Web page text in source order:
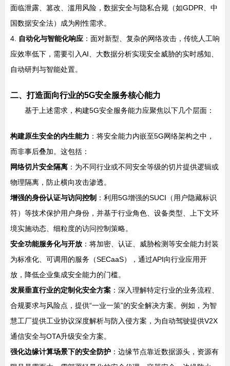
面临泄露、篡改、滥用风险，数据安全与隐私合规（如GDPR、中
国数据安全法）成为刚性需求。
4.
自动化与智能化响应 ：面对新型、复杂的网络攻击，传统人工响
应效率低下，需要引入AI、大数据分析实现安全威胁的实时感知、
自动研判与智能处置。
二、打造面向行业的5G安全服务核心能力
基于上述需求，构建5G安全服务能力应聚焦以下几个层面：
构建原生安全的内生能力 ：将安全能力内嵌至5G网络架构之中，
而非事后叠加。这包括：
网络切片安全隔离 ：为不同行业或不同安全等级的切片提供逻辑或
物理隔离，防止横向攻击渗透。
增强的身份认证与访问控制 ：利用5G增强的SUCI（用户隐藏标识
符）等技术保护用户身份，并基于行业角色、设备类型、上下文环
境实施动态、细粒度的访问控制策略。
安全功能服务化与开放 ：将加密、认证、威胁检测等安全能力封装
为标准化、可调用的服务（SECaaS），通过API向行业应用开
放，降低企业集成安全能力的门槛。
发展垂直行业的定制化安全方案 ：深入理解特定行业的业务流程、
合规要求与风险点，提供“一业一策”的安全解决方案。例如，为智
慧工厂提供工业协议深度解析与防入侵方案，为自动驾驶提供V2X
通信安全与OTA升级安全方案。
强化边缘计算场景下的安全防护 ：边缘节点靠近数据源头，资源有